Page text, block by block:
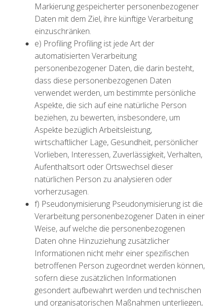
Markierung gespeicherter personenbezogener
Daten mit dem Ziel, ihre künftige Verarbeitung
einzuschränken.
e) Profiling Profiling ist jede Art der
automatisierten Verarbeitung
personenbezogener Daten, die darin besteht,
dass diese personenbezogenen Daten
verwendet werden, um bestimmte persönliche
Aspekte, die sich auf eine natürliche Person
beziehen, zu bewerten, insbesondere, um
Aspekte bezüglich Arbeitsleistung,
wirtschaftlicher Lage, Gesundheit, persönlicher
Vorlieben, Interessen, Zuverlässigkeit, Verhalten,
Aufenthaltsort oder Ortswechsel dieser
natürlichen Person zu analysieren oder
vorherzusagen.
f) Pseudonymisierung Pseudonymisierung ist die
Verarbeitung personenbezogener Daten in einer
Weise, auf welche die personenbezogenen
Daten ohne Hinzuziehung zusätzlicher
Informationen nicht mehr einer spezifischen
betroffenen Person zugeordnet werden können,
sofern diese zusätzlichen Informationen
gesondert aufbewahrt werden und technischen
und organisatorischen Maßnahmen unterliegen,